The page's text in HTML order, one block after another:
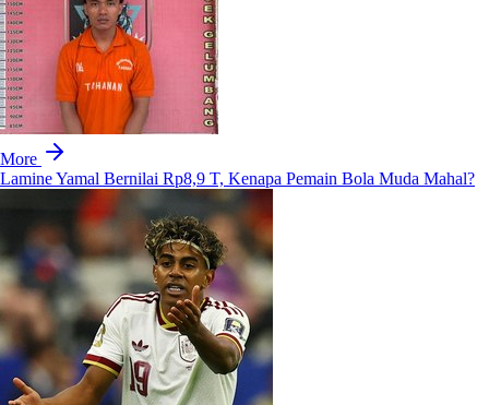
More
Lamine Yamal Bernilai Rp8,9 T, Kenapa Pemain Bola Muda Mahal?